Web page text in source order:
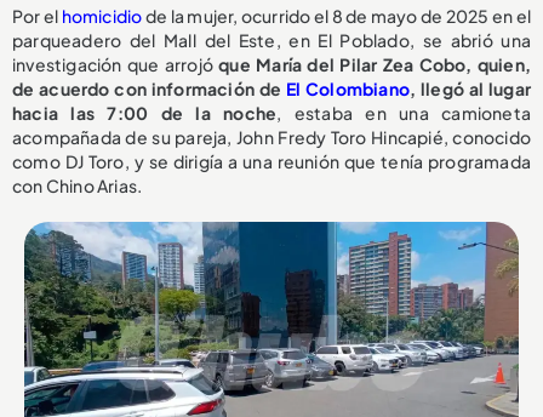
Por el homicidiode la mujer, ocurrido el 8 de mayo de 2025 en el
parqueadero del Mall del Este, en El Poblado, se abrió una
investigación que arrojóque María del Pilar Zea Cobo, quien,
de acuerdo con información de El Colombiano, llegó al lugar
hacia las 7:00 de la noche, estaba en una camioneta
acompañada de su pareja, John Fredy Toro Hincapié, conocido
como DJ Toro, y se dirigía a una reunión que tenía programada
con Chino Arias.